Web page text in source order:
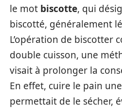
le mot biscotte, qui
biscotté, généralement
L’opération de biscotter
double cuisson, une
visait à prolonger la
En effet, cuire le pain
permettait de le sécher,